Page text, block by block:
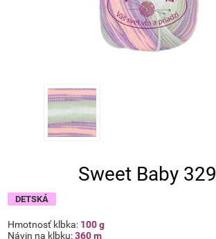
Sweet Baby 329
DETSKÁ
Hmotnosť klbka: 100 g
Návin na klbku:360 m